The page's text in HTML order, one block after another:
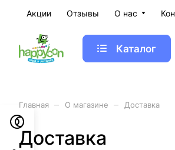
Акции Отзывы О нас
Каталог
Главная О магазине Доставка
Доставка